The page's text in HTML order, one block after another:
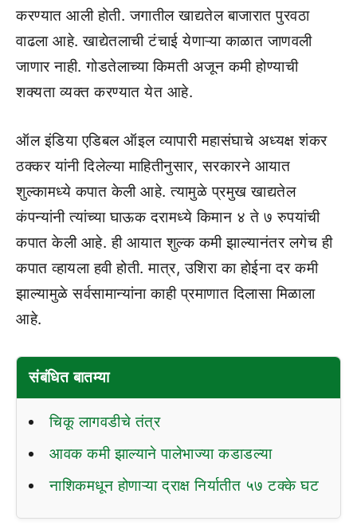
करण्यात आली होती. जगातील खाद्यतेल बाजारात पुरवठा
वाढला आहे. खाद्येतलाची टंचाई येणाऱ्या काळात जाणवली
जाणार नाही. गोडतेलाच्या किमती अजून कमी होण्याची
शक्यता व्यक्त करण्यात येत आहे.
ऑल इंडिया एडिबल ऑइल व्यापारी महासंघाचे अध्यक्ष शंकर
ठक्कर यांनी दिलेल्या माहितीनुसार, सरकारने आयात
शुल्कामध्ये कपात केली आहे. त्यामुळे प्रमुख खाद्यतेल
कंपन्यांनी त्यांच्या घाऊक दरामध्ये किमान ४ ते ७ रुपयांची
कपात केली आहे. ही आयात शुल्क कमी झाल्यानंतर लगेच ही
कपात व्हायला हवी होती. मात्र, उशिरा का होईना दर कमी
झाल्यामुळे सर्वसामान्यांना काही प्रमाणात दिलासा मिळाला
आहे.
संबंधित बातम्या
चिकू लागवडीचे तंत्र
आवक कमी झाल्याने पालेभाज्या कडाडल्या
नाशिकमधून होणाऱ्या द्राक्ष निर्यातीत ५७ टक्के घट